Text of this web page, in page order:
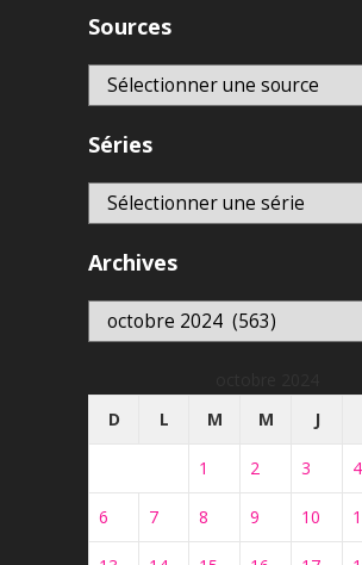
Sources
Séries
Archives
Archives
D
L M M J
1 2 3 4
6 7 8 9 10